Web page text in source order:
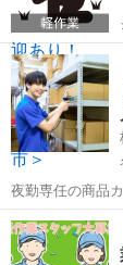
夜勤専任の商品カウントスタッフ
ッグストアなどで バー
商品のバーコー
愛知 名古